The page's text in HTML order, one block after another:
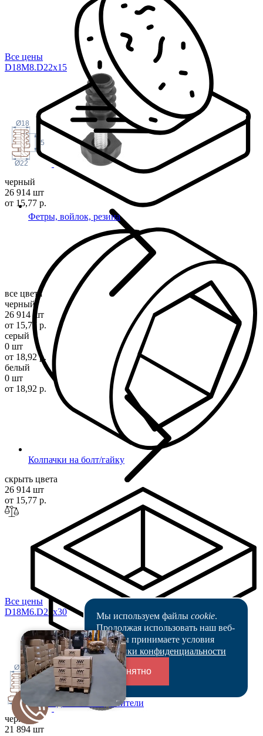
Фетры, войлок, резина
Колпачки на болт/гайку
Переходники и соединители
Все цены
D18M8.D22x15
Ø18
15
Ø22
черный
26 914 шт
от 15,77 р.
все цвета
черный
26 914 шт
от 15,77 р.
серый
0 шт
от 18,92 р.
белый
0 шт
от 18,92 р.
скрыть цвета
26 914 шт
от 15,77 р.
Все цены
D18M6.D25x30
Ø25
Ø18
черный
21 894 шт
Мы используем файлы cookie.
Продолжая использовать наш веб-
сайт, вы принимаете условия
Политики конфиденциальности
Понятно